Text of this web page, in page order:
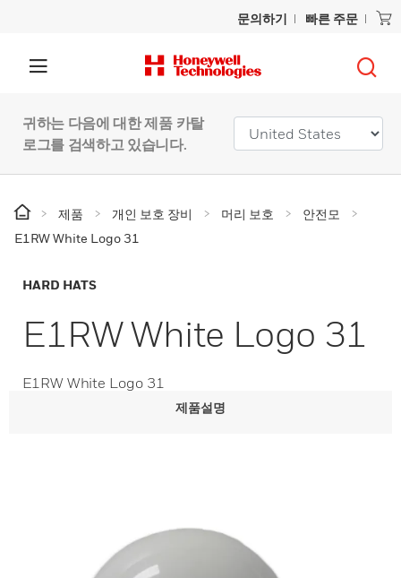
문의하기 빠른 주문
귀하는 다음에 대한 제품 카탈
로그를 검색하고 있습니다.
제품 개인 보호 장비 머리 보호
안전모
E1RW White Logo 31
HARD HATS
E1RW White Logo 31
E1RW White Logo 31
제품설명